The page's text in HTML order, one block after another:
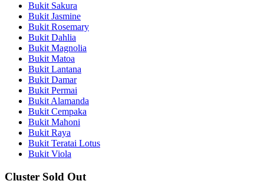
Bukit Sakura
Bukit Jasmine
Bukit Rosemary
Bukit Dahlia
Bukit Magnolia
Bukit Matoa
Bukit Lantana
Bukit Damar
Bukit Permai
Bukit Alamanda
Bukit Cempaka
Bukit Mahoni
Bukit Raya
Bukit Teratai Lotus
Bukit Viola
Cluster Sold Out